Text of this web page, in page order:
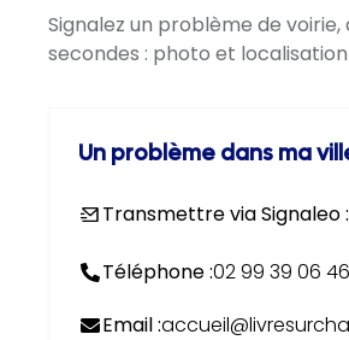
Signalez un problème de
secondes : photo et
Un problème dans ma
Transmettre via Signaleo :
Téléphone :02 99 39 06 46
Email :